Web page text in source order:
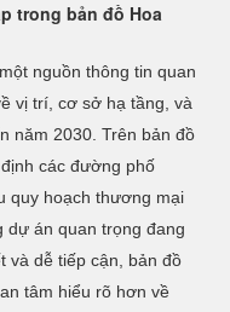
trong bản đồ Hoa
nguồn thông tin quan
vị trí, cơ sở hạ tầng, và
năm 2030. Trên bản đồ
các đường phố
quy hoạch thương mại
dự án quan trọng đang
và dễ tiếp cận, bản đồ
tâm hiểu rõ hơn về